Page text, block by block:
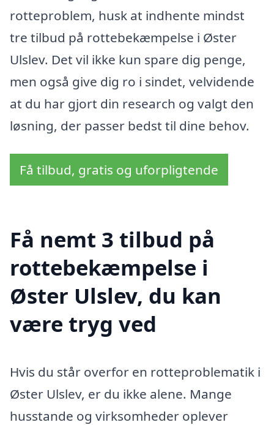
rotteproblem, husk at indhente mindst
tre tilbud på rottebekæmpelse i Øster
Ulslev. Det vil ikke kun spare dig penge,
men også give dig ro i sindet, velvidende
at du har gjort din research og valgt den
løsning, der passer bedst til dine behov.
Få tilbud, gratis og uforpligtende
Få nemt 3 tilbud på
rottebekæmpelse i
Øster Ulslev, du kan
være tryg ved
Hvis du står overfor en rotteproblematik i
Øster Ulslev, er du ikke alene. Mange
husstande og virksomheder oplever